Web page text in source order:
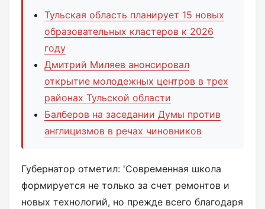
Тульская область планирует 15 новых
образовательных кластеров к 2026
году
Дмитрий Миляев анонсировал
открытие молодежных центров в трех
районах Тульской области
Балберов на заседании Думы против
англицизмов в речах чиновников
Губернатор отметил: 'Современная школа
формируется не только за счет ремонтов и
новых технологий, но прежде всего благодаря